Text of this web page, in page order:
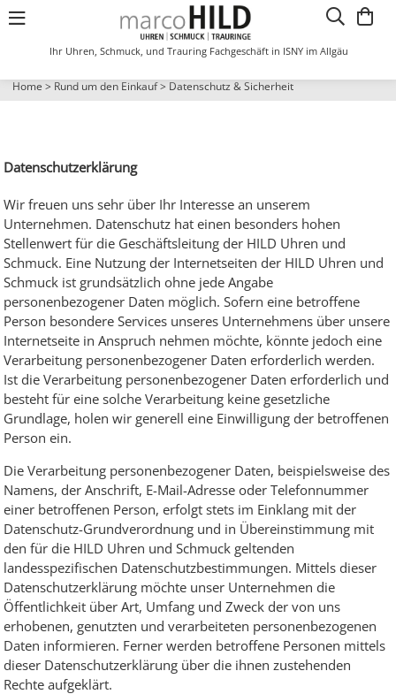
Ihr Uhren, Schmuck, und Trauring Fachgeschäft in ISNY im Allgäu
Anhänger
Anhänger Gravurplate
Sternzeichen
Anhänger Fantasie
Medaillons
Anhänger Herz
Armband
Armschmuck
Identband
Armband
Armreif mit Verschl.
Damenring
Freundschaftsring
Herrenring
Fußkettchen
Halsschmuck
Kette
Collier Gleichlauf
Collier mit Mittelt.
Kette mit Anhänger
Kette aufgereiht
Halsreif
Kinderschmuck
Stecker kurz
Stecker lang
Anhänger Fantasie
Identband
Kette mit Anhänger
Ohrschmuck
Stecker kurz
Stecker lang
Clip
Buton lang
Bouton Kurz
Steckcreole
Partnerringe
Damenring
Sonstige
Damenuhren
Metallbanduhr
Kunststoffuhr
Herrenuhren
Metallbanduhr
Automatikuhr
Funkuhr
ISNY Uhr
Metallbanduhr
Kinderuhr
Wanduhren
Wecker
Funkwecker
Damenring
Damenring
Damenuhren
Home > Rund um den Einkauf> Datenschutz & Sicherheit
Datenschutzerklärung
Wir freuen uns sehr über Ihr Interesse an unserem
Unternehmen. Datenschutz hat einen besonders hohen
Stellenwert für die Geschäftsleitung der HILD Uhren und
Schmuck. Eine Nutzung der Internetseiten der HILD Uhren und
Schmuck ist grundsätzlich ohne jede Angabe
personenbezogener Daten möglich. Sofern eine betroffene
Person besondere Services unseres Unternehmens über unsere
Internetseite in Anspruch nehmen möchte, könnte jedoch eine
Verarbeitung personenbezogener Daten erforderlich werden.
Ist die Verarbeitung personenbezogener Daten erforderlich und
besteht für eine solche Verarbeitung keine gesetzliche
Grundlage, holen wir generell eine Einwilligung der betroffenen
Person ein.
Die Verarbeitung personenbezogener Daten, beispielsweise des
Namens, der Anschrift, E-Mail-Adresse oder Telefonnummer
einer betroffenen Person, erfolgt stets im Einklang mit der
Datenschutz-Grundverordnung und in Übereinstimmung mit
den für die HILD Uhren und Schmuck geltenden
landesspezifischen Datenschutzbestimmungen. Mittels dieser
Datenschutzerklärung möchte unser Unternehmen die
Öffentlichkeit über Art, Umfang und Zweck der von uns
erhobenen, genutzten und verarbeiteten personenbezogenen
Daten informieren. Ferner werden betroffene Personen mittels
dieser Datenschutzerklärung über die ihnen zustehenden
Rechte aufgeklärt.